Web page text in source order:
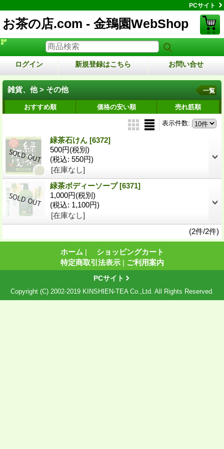
PCサイト
お茶の店.com - 金鵄園WebShop
ログイン 新規登録はこちら お問い合せ
雑貨、他 > その他 一覧
おすすめ順 価格の安い順 売れ筋順
表示件数:
緑茶石けん [6372]
500円(税別)
(税込: 550円)
[在庫なし]
緑茶ボディーソープ[6371]
1,000円(税別)
(税込: 1,100円)
[在庫なし]
(2件/2件)
ホーム |
ショッピングカート
特定商取引法表示 | ご利用案内
PCサイト
Copyright (C) 2002-2019 KINSHIEN-TEA Co.,Ltd. All Rights Reserved.